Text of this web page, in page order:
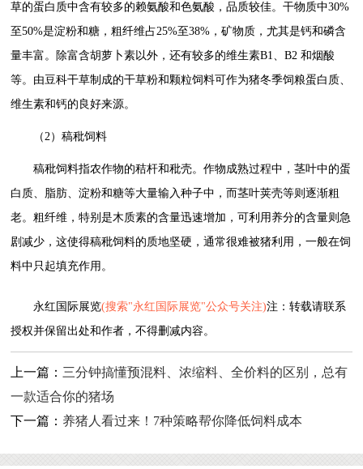
草的蛋白质中含有较多的赖氨酸和色氨酸，品质较佳。干物质中30%
至50%是淀粉和糖，粗纤维占25%至38%，矿物质，尤其是钙和磷含
量丰富。除富含胡萝卜素以外，还有较多的维生素B1、B2 和烟酸
等。由豆科干草制成的干草粉和颗粒饲料可作为猪冬季饲粮蛋白质、
维生素和钙的良好来源。
（2）稿秕饲料
稿秕饲料指农作物的秸杆和秕壳。作物成熟过程中，茎叶中的蛋
白质、脂肪、淀粉和糖等大量输入种子中，而茎叶荚壳等则逐渐粗
老。粗纤维，特别是木质素的含量迅速增加，可利用养分的含量则急
剧减少，这使得稿秕饲料的质地坚硬，通常很难被猪利用，一般在饲
料中只起填充作用。
永红国际展览(搜索"永红国际展览"公众号关注)注：转载请联系
授权并保留出处和作者，不得删减内容。
上一篇： 三分钟搞懂预混料、浓缩料、全价料的区别，总有
一款适合你的猪场
下一篇： 养猪人看过来！7种策略帮你降低饲料成本